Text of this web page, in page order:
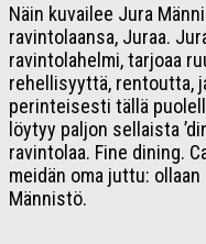
Näin kuvailee Jura
ravintolaansa, Juraa.
ravintolahelmi, tarjoaa
rehellisyyttä, rentoutta,
perinteisesti tällä
löytyy paljon sellaista
ravintolaa. Fine dining.
meidän oma juttu:
Männistö.